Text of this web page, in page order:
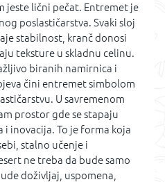
jeste lični pečat. Entremet je
poslastičarstva. Svaki sloj
stabilnost, kranč donosi
teksture u skladnu celinu.
biranih namirnica i
čini entremet simbolom
U savremenom
prostor gde se stapaju
inovacija. To je forma koja
stalno učenje i
ne treba da bude samo
doživljaj, uspomena,